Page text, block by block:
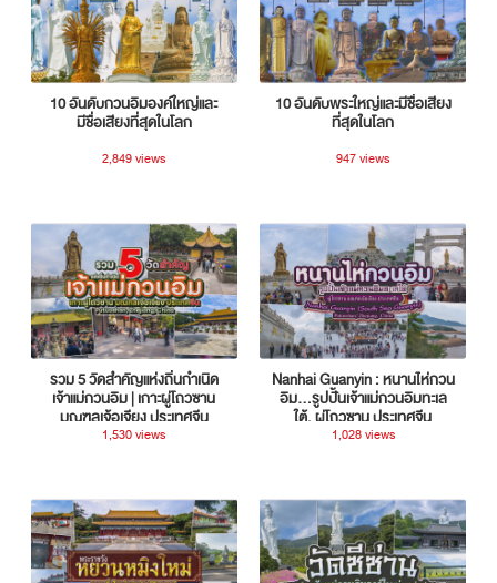
10 อันดับกวนอิมองค์ใหญ่และ
มีชื่อเสียงที่สุดในโลก
2,849 views
10 อันดับพระใหญ่และมีชื่อเสียง
ที่สุดในโลก
947 views
รวม 5 วัดสำคัญแห่งถิ่นกำเนิด
เจ้าแม่กวนอิม | เกาะผู่โถวซาน
มณฑลเจ้อเจียง ประเทศจีน
1,530 views
Nanhai Guanyin : หนานไห่กวน
อิม...รูปปั้นเจ้าแม่กวนอิมทะเล
ใต้, ผู่โถวซาน ประเทศจีน
1,028 views